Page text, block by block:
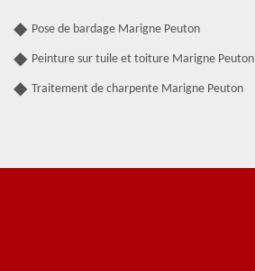
Pose de bardage Marigne Peuton
Peinture sur tuile et toiture Marigne Peuton
Traitement de charpente Marigne Peuton